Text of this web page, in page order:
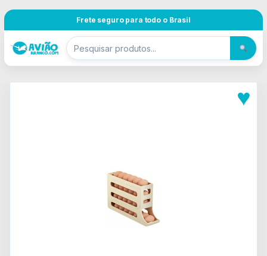
Frete seguro para todo o Brasil
♥